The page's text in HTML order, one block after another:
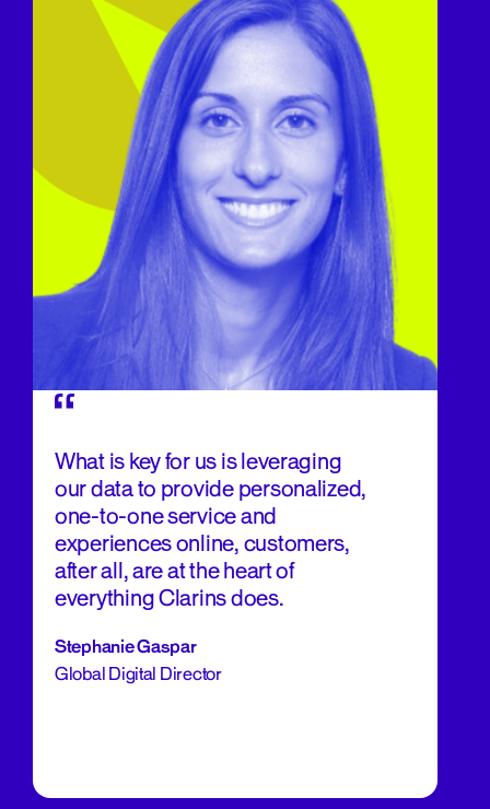
What is key for us is leveraging
our data to provide personalized,
one-to-one service and
experiences online, customers,
after all, are at the heart of
everything Clarins does.
Stephanie Gaspar
Global Digital Director